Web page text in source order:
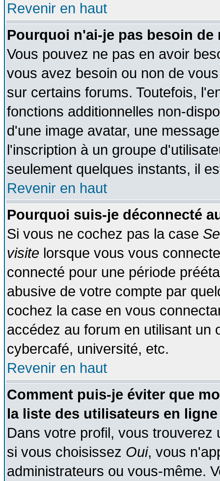
Revenir en haut
Pourquoi n'ai-je pas besoin de
Vous pouvez ne pas en avoir
vous avez besoin ou non de
sur certains forums. Toutefois,
fonctions additionnelles non-
d'une image avatar, une
l'inscription à un groupe
seulement quelques instants, il
Revenir en haut
Pourquoi suis-je déconnecté
Si vous ne cochez pas la case
visite lorsque vous vous
connecté pour une période
abusive de votre compte par
cochez la case en vous
accédez au forum en utilisant un
cybercafé, université, etc.
Revenir en haut
Comment puis-je éviter que
la liste des utilisateurs en
Dans votre profil, vous trouverez
si vous choisissez Oui, vous
administrateurs ou vous-même.